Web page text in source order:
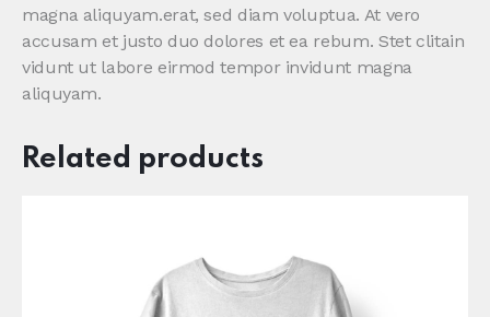
magna aliquyam.erat, sed diam voluptua. At vero
accusam et justo duo dolores et ea rebum. Stet clitain
vidunt ut labore eirmod tempor invidunt magna
aliquyam.
Related products